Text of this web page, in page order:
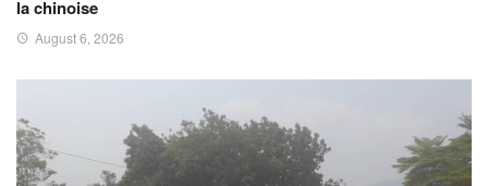
la chinoise
August 6, 2026